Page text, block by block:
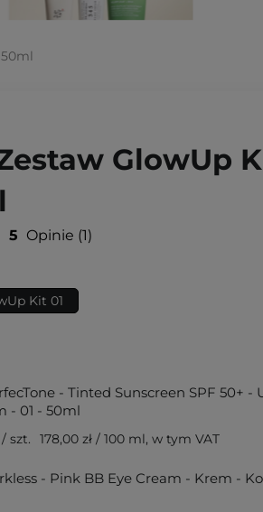
GlowUp
5 Opinie 1
Kit 01
- Tinted Sunscreen SPF 50+ -
- 01 - 50ml
/ szt. 178,00 zł / 100 ml, w tym VAT
- Pink BB Eye Cream - Krem -